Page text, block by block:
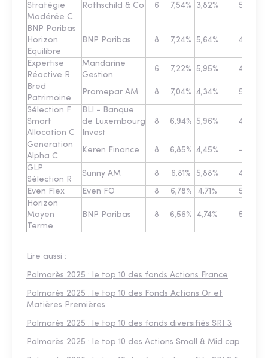
Stratégie
Modérée C
Rothschild & Co 6 7,54% 3,82% 5
BNP Paribas
Horizon
Equilibre
BNP Paribas 8 7,24% 5,64% 4
Expertise
Réactive R
Mandarine
Gestion
6 7,22% 5,95%
4
Bred
Patrimoine
Promepar AM 8 7,04% 4,34%
5
Sélection F
Smart
Allocation C
BLI - Banque
de Luxembourg
Invest
8 6,94% 5,96% 4
Generation
Alpha C
Keren Finance 8 6,85% 4,45%
–
GLP
Sélection R
Sunny AM 8 6,81% 5,88%
4
Even Flex
Even FO 8 6,78% 4,71%
5
Horizon
Moyen
Terme
BNP Paribas 8 6,56% 4,74% 5
Lire aussi :
Palmarès 2025 : le top 10 des fonds Actions France
Palmarès 2025 : le top 10 des Fonds Actions Or et
Matières Premières
Palmarès 2025 : le top 10 des fonds diversifiés SRI 3
Palmarès 2025 : le top 10 des Actions Small & Mid cap